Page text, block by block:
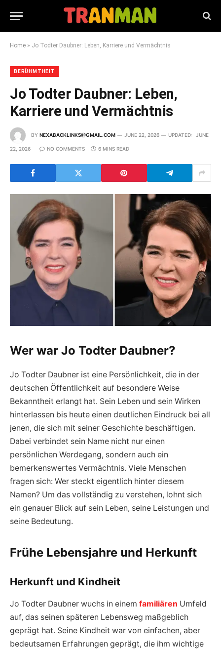
Home » Jo Todter Daubner: Leben, Karriere und Vermächtnis
BERÜHMTHEIT
Jo Todter Daubner: Leben,
Karriere und Vermächtnis
BY NEXABACKLINKS@GMAIL.COM JUNE 22, 2026 UPDATED: JUNE
22, 2026 NO COMMENTS 6 MINS READ
Wer war Jo Todter Daubner?
Jo Todter Daubner ist eine Persönlichkeit, die in der
deutschen Öffentlichkeit auf besondere Weise
Bekanntheit erlangt hat. Sein Leben und sein Wirken
hinterlassen bis heute einen deutlichen Eindruck bei all
jenen, die sich mit seiner Geschichte beschäftigen.
Dabei verbindet sein Name nicht nur einen
persönlichen Werdegang, sondern auch ein
bemerkenswertes Vermächtnis. Viele Menschen
fragen sich: Wer steckt eigentlich hinter diesem
Namen? Um das vollständig zu verstehen, lohnt sich
ein genauer Blick auf sein Leben, seine Leistungen und
seine Bedeutung.
Frühe Lebensjahre und Herkunft
Herkunft und Kindheit
Jo Todter Daubner wuchs in einem familiären Umfeld
auf, das seinen späteren Lebensweg maßgeblich
geprägt hat. Seine Kindheit war von einfachen, aber
bedeutsamen Erfahrungen geprägt, die ihm wichtige